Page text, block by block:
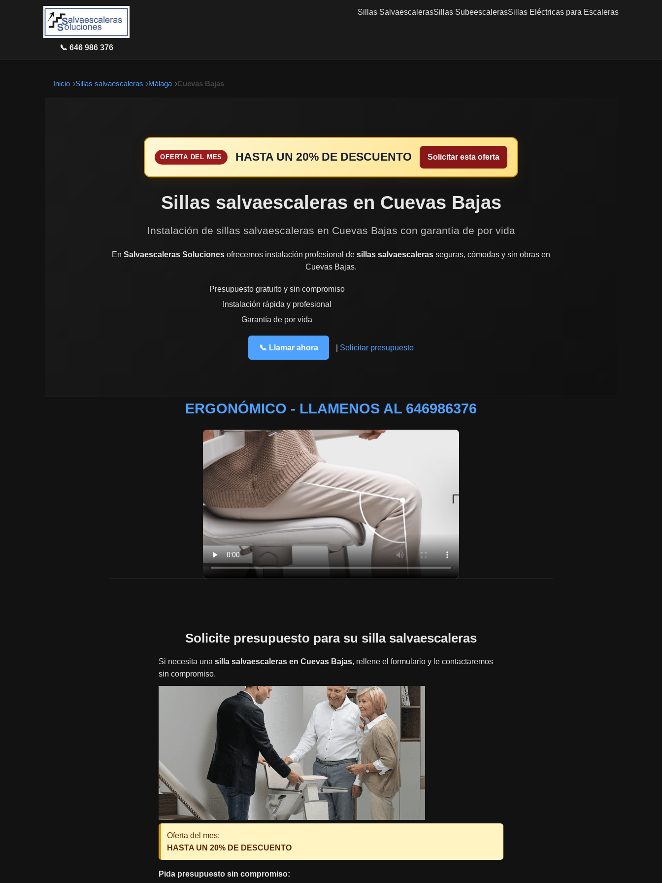
📞 646 986 376
Sillas SalvaescalerasSillas SubeescalerasSillas Eléctricas para Escaleras
Inicio Sillas salvaescaleras Málaga Cuevas Bajas
OFERTA DEL MES HASTA UN 20% DE DESCUENTO Solicitar esta oferta
Sillas salvaescaleras en Cuevas Bajas
Instalación de sillas salvaescaleras en Cuevas Bajas con garantía de por vida
En Salvaescaleras Soluciones ofrecemos instalación profesional de sillas salvaescaleras seguras, cómodas y sin obras en
Cuevas Bajas.
Presupuesto gratuito y sin compromiso
Instalación rápida y profesional
Garantía de por vida
📞 Llamar ahora Solicitar presupuesto
ERGONÓMICO - LLAMENOS AL 646986376
Solicite presupuesto para su silla salvaescaleras
Si necesita una silla salvaescaleras en Cuevas Bajas, rellene el formulario y le contactaremos
sin compromiso.
Oferta del mes:
HASTA UN 20% DE DESCUENTO
Pida presupuesto sin compromiso: